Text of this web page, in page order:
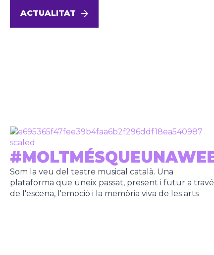
ACTUALITAT
Som la veu del teatre musical català. Una
plataforma que uneix passat, present i futur a
de l'escena, l'emoció i la memòria viva de les arts